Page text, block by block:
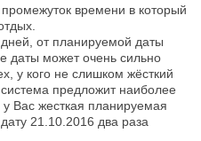
времени в который
от планируемой даты
даты может очень сильно
у кого не слишком жёсткий
предложит наиболее
Вас жесткая планируемая
21.10.2016 два раза